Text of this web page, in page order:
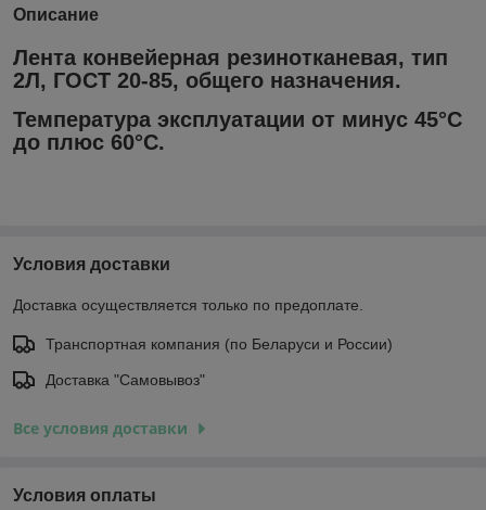
Описание
Лента конвейерная резинотканевая, тип
2Л, ГОСТ 20-85, общего назначения.
Температура эксплуатации от минус 45°С
до плюс 60°С.
Условия доставки
Доставка осуществляется только по предоплате.
Транспортная компания (по Беларуси и России)
Доставка "Самовывоз"
Все условия доставки
Условия оплаты